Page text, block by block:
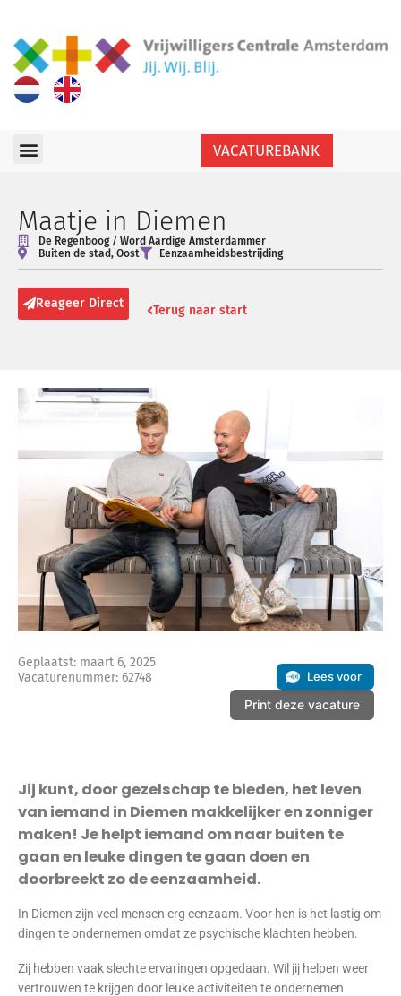
VACATUREBANK
Maatje in Diemen
De Regenboog / Word Aardige Amsterdammer
Buiten de stad, Oost Eenzaamheidsbestrijding
Reageer Direct Terug naar start
Geplaatst: maart 6, 2025
Vacaturenummer: 62748
Print deze vacature
Lees voor
Jij kunt, door gezelschap te bieden, het leven
van iemand in Diemen makkelijker en zonniger
maken! Je helpt iemand om naar buiten te
gaan en leuke dingen te gaan doen en
doorbreekt zo de eenzaamheid.
In Diemen zijn veel mensen erg eenzaam. Voor hen is het lastig om
dingen te ondernemen omdat ze psychische klachten hebben.
Zij hebben vaak slechte ervaringen opgedaan. Wil jij helpen weer
vertrouwen te krijgen door leuke activiteiten te ondernemen